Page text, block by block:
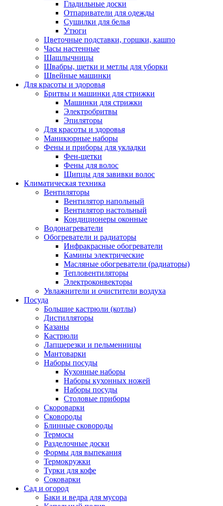
Гладильные доски
Отпариватели для одежды
Сушилки для белья
Утюги
Цветочные подставки, горшки, кашпо
Часы настенные
Шашлычницы
Швабры, щетки и метлы для уборки
Швейные машинки
Для красоты и здоровья
Бритвы и машинки для стрижки
Машинки для стрижки
Электробритвы
Эпиляторы
Для красоты и здоровья
Маникюрные наборы
Фены и приборы для укладки
Фен-щетки
Фены для волос
Щипцы для завивки волос
Климатическая техника
Вентиляторы
Вентилятор напольный
Вентилятор настольный
Кондиционеры оконные
Водонагреватели
Обогреватели и радиаторы
Инфракрасные обогреватели
Камины электрические
Масляные обогреватели (радиаторы)
Тепловентиляторы
Электроконвекторы
Увлажнители и очистители воздуха
Посуда
Большие кастрюли (котлы)
Дистилляторы
Казаны
Кастрюли
Лапшерезки и пельменницы
Мантоварки
Наборы посуды
Кухонные наборы
Наборы кухонных ножей
Наборы посуды
Столовые приборы
Скороварки
Сковороды
Блинные сковороды
Термосы
Разделочные доски
Формы для выпекания
Термокружки
Турки для кофе
Соковарки
Сад и огород
Баки и ведра для мусора